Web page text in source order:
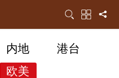
内地
港台
欧美